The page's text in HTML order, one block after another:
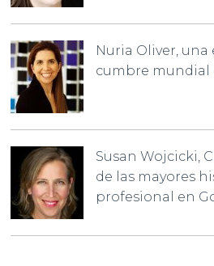
Nuria Oliver, una
cumbre mundial
Susan Wojcicki,
de las mayores
profesional en